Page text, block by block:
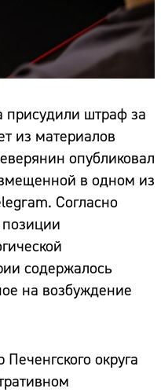
присудили штраф за
из материалов
опубликовал
в одном из
Согласно
содержалось
на возбуждение
округа